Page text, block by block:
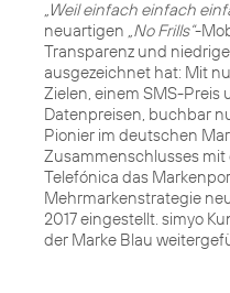
„Weil einfach einfach
neuartigen „No Frills“-
Transparenz und
ausgezeichnet hat: Mit
Zielen, einem SMS-Preis
Datenpreisen, buchbar
Pionier im deutschen
Zusammenschlusses
Telefónica das
Mehrmarkenstrategie
2017 eingestellt. simyo
der Marke Blau